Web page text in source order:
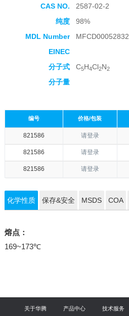
CAS NO.
2587-02-2
纯度
98%
MDL Number
MFCD00052832
EINEC
分子式
C5H4Cl2N2
分子量
编号 价格/包装
821586 请登录
821586 请登录
821586 请登录
化学性质 保存&安全 MSDS COA
熔点：
169~173℃
关于华腾 产品中心 技术服务